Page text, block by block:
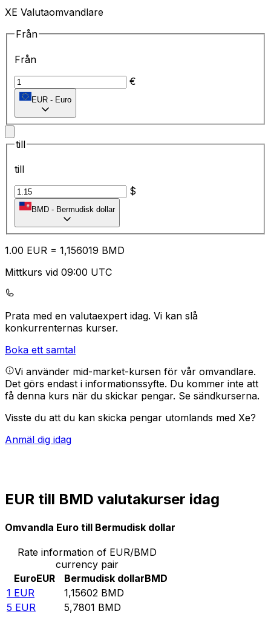
XE Valutaomvandlare
Från
Från
€
EUR - Euro
till
till
$
BMD - Bermudisk dollar
1.00 EUR = 1,156019 BMD
Mittkurs vid 09:00 UTC
Prata med en valutaexpert idag. Vi kan slå
konkurrenternas kurser.
Boka ett samtal
Vi använder mid-market-kursen för vår omvandlare.
Det görs endast i informationssyfte. Du kommer inte att
få denna kurs när du skickar pengar. Se sändkurserna.
Visste du att du kan skicka pengar utomlands med Xe?
Anmäl dig idag
EUR till BMD valutakurser idag
Omvandla Euro till Bermudisk dollar
Rate information of EUR/BMD
currency pair
EuroEUR Bermudisk dollarBMD
1 EUR 1,15602 BMD
5 EUR 5,7801 BMD